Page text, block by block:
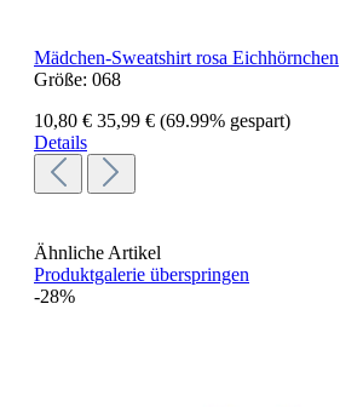
Mädchen-Sweatshirt rosa Eichhörnchen
Größe: 068
10,80 € 35,99 € (69.99% gespart)
Details
Ähnliche Artikel
Produktgalerie überspringen
-28%